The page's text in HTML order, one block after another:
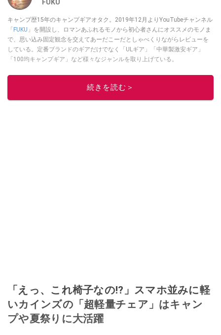
FUKU
キャンプ歴15年のキャンプギアオタク。2019年12月よりYouTubeチャンネル
「FUKU 」を開設し、ロマンあふれるモノから初心者さんにオススメのモノま
で、思い込み固定観念を交えてあーだこーだとしゃべくりながらレビューを
している。定番ブランドのギアだけでなく「ULギア」「中華製激安ギア」
「100均キャンプギア」など様々なジャンルを取り上げている。
このイチオシストの他の記事を読む
続きを読む＞
「えっ、これ椅子なの!?」スマホ並みに軽
いカインズの「超軽量チェア」はキャン
プや夏祭りに大活躍